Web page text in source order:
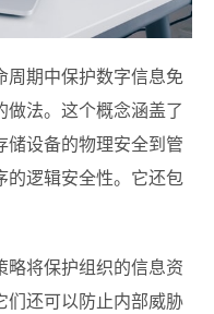
周期中保护数字信息免
法。这个概念涵盖了
储设备的物理安全到管
的逻辑安全性。它还包
略将保护组织的信息资
们还可以防止内部威胁